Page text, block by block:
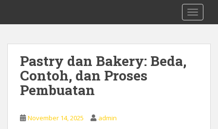
i
0878 8705 9305 Kursus Bahasa Inggis
dari Dasar Untuk Pemula Mataram
Pastry dan Bakery: Beda,
Contoh, dan Proses
Pembuatan
November 14, 2025 admin